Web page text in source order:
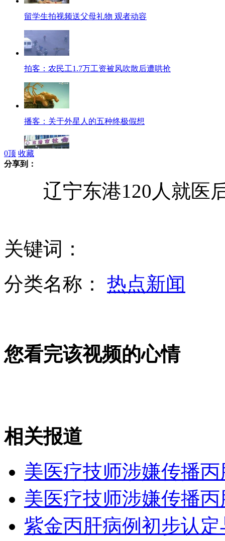
留学生拍视频送父母礼物 观者动容
拍客：农民工1.7万工资被风吹散后遭哄抢
播客：关于外星人的五种终极假想
奇葩年终奖:20个馒头做奖励
江苏一嫌犯为抢2万元杀害5人
山西运城恶犬咬伤多人 警民合力深夜将其击毙
女孩北京地铁殴打老人 痛下狠手拳打脚踢
无痛分娩是否安全 医生回应
0顶 收藏
分享到：
辽宁东港120人就医
关键词：
分类名称： 热点新闻
您看完该视频的心情
相关报道
美医疗技师涉嫌传播
美医疗技师涉嫌传播
紫金丙肝病例初步认